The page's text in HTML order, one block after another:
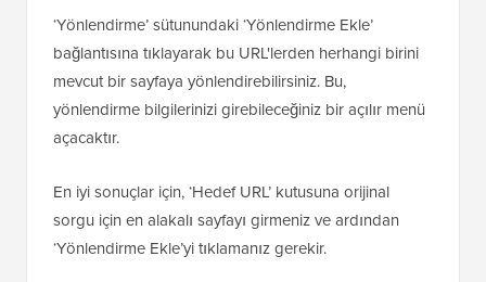
'URL' sütunu, kullanıcıların ziyaret etmeye çalıştığı
ancak mevcut olmayan sayfaları gösterecektir.
‘Yönlendirme’ sütunundaki ‘Yönlendirme Ekle’
bağlantısına tıklayarak bu URL'lerden herhangi birini
yönlendirme bilgilerinizi girebileceğiniz bir açılır menü
açacaktır.